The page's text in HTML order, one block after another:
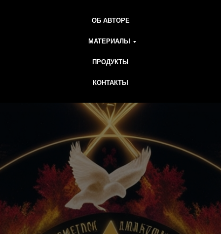
ОБ АВТОРЕ
МАТЕРИАЛЫ
ПРОДУКТЫ
КОНТАКТЫ